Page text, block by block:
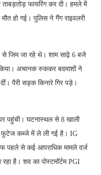
ताबड़तोड़ फायरिंग कर दी। हमले में
हो गई। पुलिस ने गैंग राइवलरी
से जिम जा रहे थे। शाम साढ़े 6 बजे
अचानक रुककर बदमाशों ने
पैरी सड़क किनारे गिर पड़े।
पहुंची। घटनास्थल से 8 खाली
फुटेज कब्जे में ले ली गई है। IG
पहले से कई आपराधिक मामले दर्ज
है। शव का पोस्टमॉर्टम PGI